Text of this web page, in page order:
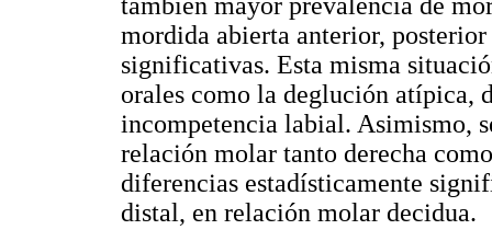
también mayor prevalencia de
mordida abierta anterior,
significativas. Esta misma
orales como la deglución atípica,
incompetencia labial. Asimismo,
relación molar tanto derecha
diferencias estadísticamente
distal, en relación molar decidua.